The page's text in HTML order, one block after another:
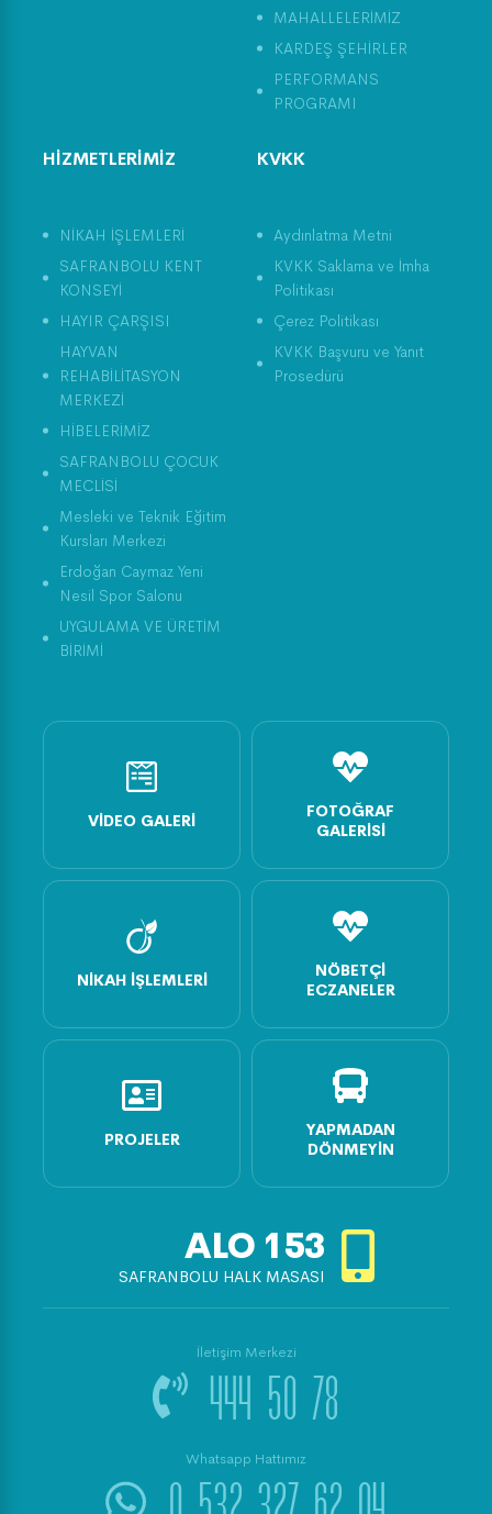
MAHALLELERİMİZ
KARDEŞ ŞEHİRLER
PERFORMANS
PROGRAMI
HİZMETLERİMİZ
NİKAH İŞLEMLERİ
SAFRANBOLU KENT
KONSEYİ
HAYIR ÇARŞISI
HAYVAN
REHABİLİTASYON
MERKEZİ
HİBELERİMİZ
SAFRANBOLU ÇOCUK
MECLİSİ
Mesleki ve Teknik Eğitim
Kursları Merkezi
Erdoğan Caymaz Yeni
Nesil Spor Salonu
UYGULAMA VE ÜRETİM
BİRİMİ
KVKK
Aydınlatma Metni
KVKK Saklama ve İmha
Politikası
Çerez Politikası
KVKK Başvuru ve Yanıt
Prosedürü
VIDEO GALERI
FOTOĞRAF
GALERISI
NIKAH İŞLEMLERI
NÖBETÇI
ECZANELER
PROJELER
YAPMADAN
DÖNMEYIN
ALO 153
SAFRANBOLU HALK MASASI
İletişim Merkezi
444 50 78
Whatsapp Hattımız